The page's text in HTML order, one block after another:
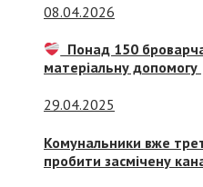
08.04.2026
Понад 150
матеріальну допомогу
29.04.2025
Комунальники вже
пробити засмічену